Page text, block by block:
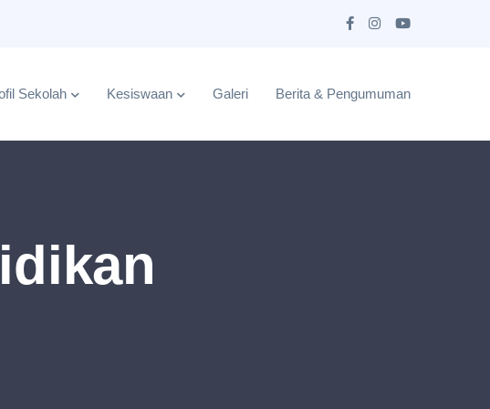
Sekolah Kesiswaan Galeri Berita & Pengumuman